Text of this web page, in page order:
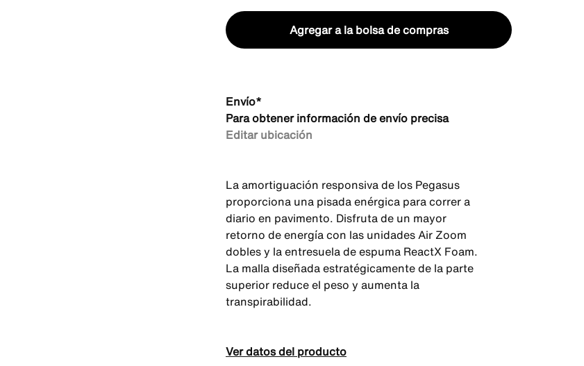
Agregar a la bolsa de compras
Envío*
Para obtener información de envío precisa
Editar ubicación
La amortiguación responsiva de los Pegasus
proporciona una pisada enérgica para correr a
diario en pavimento. Disfruta de un mayor
retorno de energía con las unidades Air Zoom
dobles y la entresuela de espuma ReactX Foam.
La malla diseñada estratégicamente de la parte
superior reduce el peso y aumenta la
transpirabilidad.
Ver datos del producto